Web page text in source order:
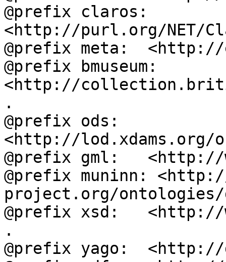
@prefix claros:
<http://purl.org/NET/
@prefix meta:  <http://
@prefix bmuseum:
<http://
.
@prefix ods:
<http://lod.xdams.org/
@prefix gml:   <http://
@prefix muninn:
project.org/ontologies/
@prefix xsd:   <http://
.
@prefix yago: